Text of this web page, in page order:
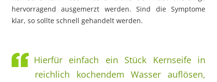
hervorragend ausgemerzt werden. Sind die Symptome
klar, so sollte schnell gehandelt werden.
Hierfür einfach ein Stück Kernseife in
reichlich kochendem Wasser auflösen,